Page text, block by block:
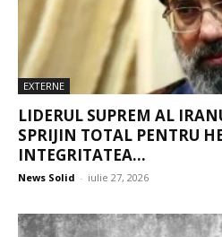
EXTERNE
LIDERUL SUPREM AL
SPRIJIN TOTAL PENTRU
INTEGRITATEA...
News Solid - iulie 27, 2026